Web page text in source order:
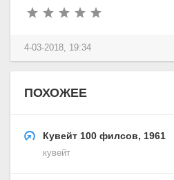
4-03-2018, 19:34
ПОХОЖЕЕ
Кувейт 100 филсов, 1961
кувейт